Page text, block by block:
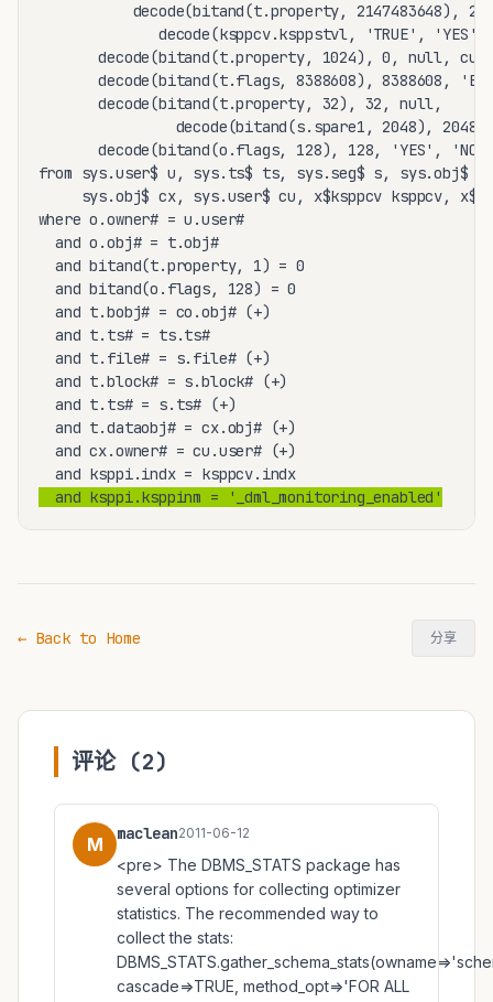
decode(bitand(t.property, 2147483648),
decode(ksppcv.ksppstvl, 'TRUE', 'YES',
decode(bitand(t.property, 1024), 0, null,
decode(bitand(t.flags, 8388608), 8388608,
       decode(bitand(t.property, 32), 32, null,
decode(bitand(s.spare1, 2048),
       decode(bitand(o.flags, 128), 128, 'YES', 'NO')
from sys.user$ u, sys.ts$ ts, sys.seg$ s, sys.obj$
sys.obj$ cx, sys.user$ cu, x$ksppcv ksppcv,
where o.owner# = u.user#
  and o.obj# = t.obj#
  and bitand(t.property, 1) = 0
  and bitand(o.flags, 128) = 0
  and t.bobj# = co.obj# (+)
  and t.ts# = ts.ts#
  and t.file# = s.file# (+)
  and t.block# = s.block# (+)
  and t.ts# = s.ts# (+)
  and t.dataobj# = cx.obj# (+)
  and cx.owner# = cu.user# (+)
  and ksppi.ksppinm = '_dml_monitoring_enabled'
← Back to Home 分享
评论 (2)
M maclean2011-06-12
<pre> The DBMS_STATS package has
several options for collecting optimizer
statistics. The recommended way to
collect the stats:
cascade=>TRUE, method_opt=>'FOR ALL